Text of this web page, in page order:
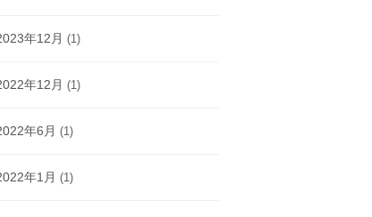
年12月 (1)
年12月 (1)
年6月 (1)
年1月 (1)